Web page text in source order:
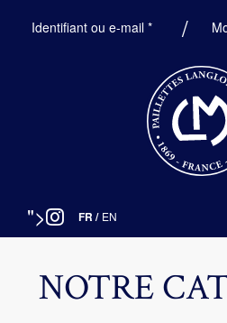
Identifiant ou e-mail *Obligatoire
"> FR / EN
NOTRE